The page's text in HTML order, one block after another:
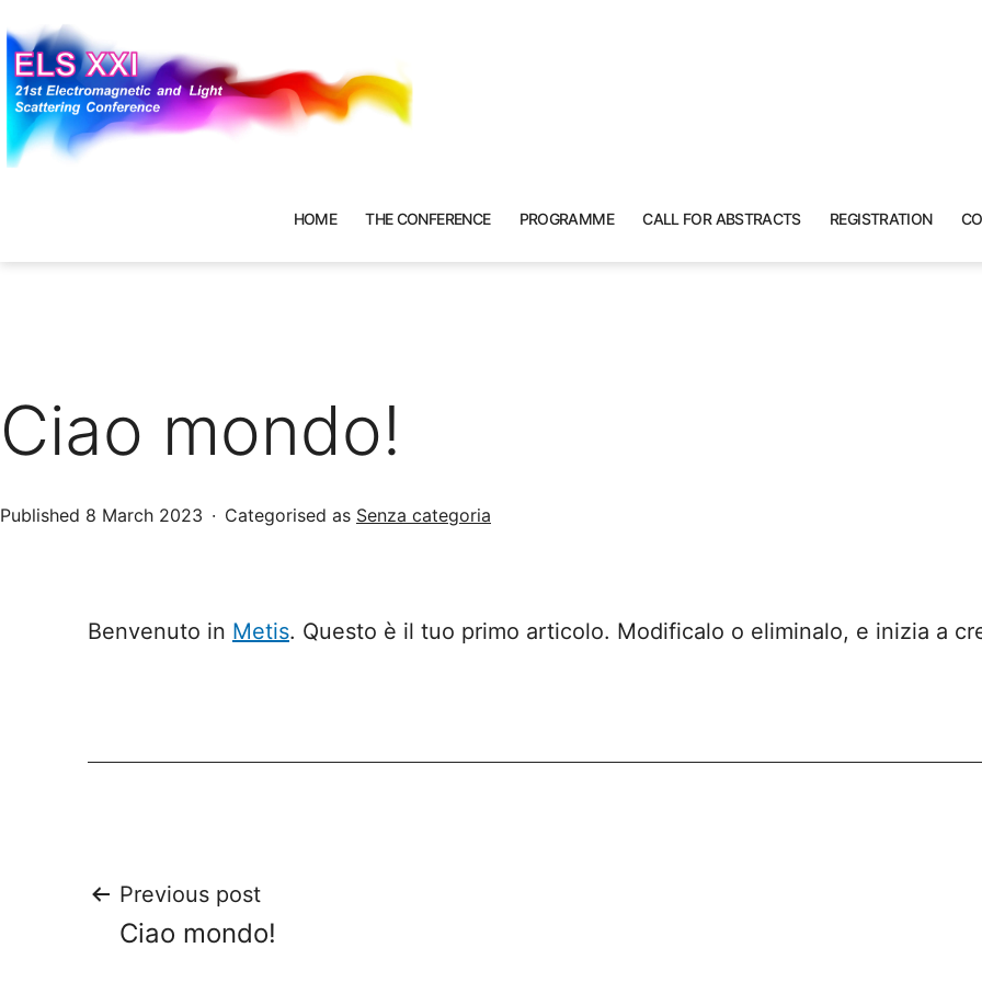
to
content
HOME THE CONFERENCE PROGRAMME CALL FOR ABSTRACTS REGISTRATION
Ciao mondo!
Published 8 March 2023 Categorised as Senza categoria
Benvenuto in Metis. Questo è il tuo primo articolo. Modificalo o eliminalo, e inizia a
Post
Previous post
Ciao mondo!